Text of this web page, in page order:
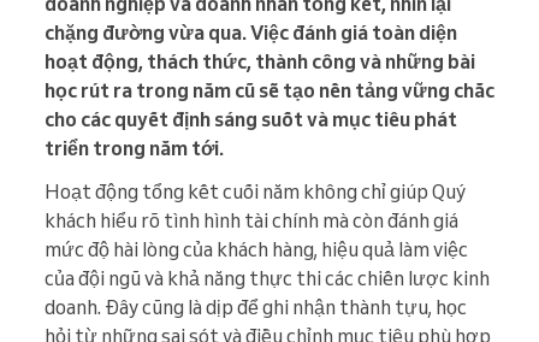
chặng đường vừa qua. Việc đánh giá toàn diện
hoạt động, thách thức, thành công và những bài
học rút ra trong năm cũ sẽ tạo nền tảng vững chắc
cho các quyết định sáng suốt và mục tiêu phát
triển trong năm tới.
Hoạt động tổng kết cuối năm không chỉ giúp Quý
khách hiểu rõ tình hình tài chính mà còn đánh giá
mức độ hài lòng của khách hàng, hiệu quả làm việc
của đội ngũ và khả năng thực thi các chiến lược kinh
doanh. Đây cũng là dịp để ghi nhận thành tựu, học
hỏi từ những sai sót và điều chỉnh mục tiêu phù hợp